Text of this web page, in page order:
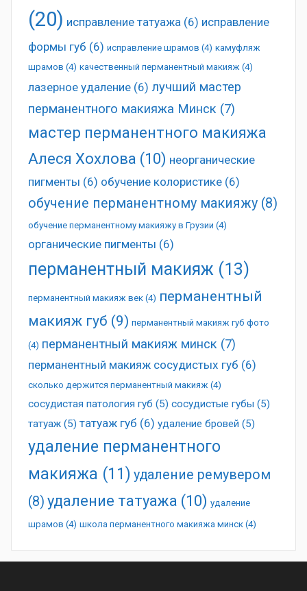
(20) исправление татуажа (6) исправление
формы губ (6) исправление шрамов (4) камуфляж
шрамов (4) качественный перманентный макияж (4)
лазерное удаление (6) лучший мастер
перманентного макияжа Минск (7)
мастер перманентного макияжа
Алеся Хохлова (10) неорганические
пигменты (6) обучение колористике (6)
обучение перманентному макияжу (8)
обучение перманентному макияжу в Грузии (4)
органические пигменты (6)
перманентный макияж (13)
перманентный макияж век (4) перманентный
макияж губ (9) перманентный макияж губ фото
(4) перманентный макияж минск (7)
перманентный макияж сосудистых губ (6)
сколько держится перманентный макияж (4)
сосудистая патология губ (5) сосудистые губы (5)
татуаж (5) татуаж губ (6) удаление бровей (5)
удаление перманентного
макияжа (11) удаление ремувером
(8) удаление татуажа (10) удаление
шрамов (4) школа перманентного макияжа минск (4)